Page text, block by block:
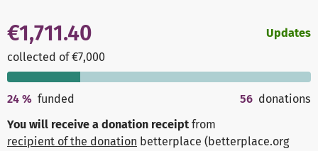
€1,711.40
collected of €7,000
Updates
24 % funded 56 donations
You will receive a donation receipt from
recipient of the donation betterplace (betterplace.org